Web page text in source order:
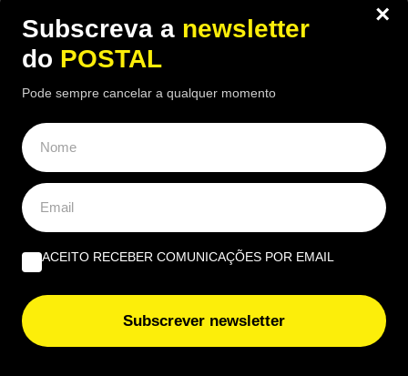
que contrato não era suficientemente claro, mas o
tribunal espanhol deu razão ao senhorio
×
Subscreva a newsletter
do POSTAL
Pode sempre cancelar a qualquer momento
ACEITO RECEBER COMUNICAÇÕES POR EMAIL
Subscrever newsletter